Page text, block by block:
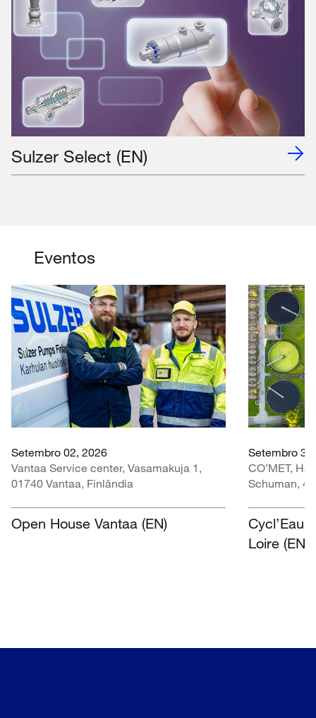
Sulzer Select (EN)
Eventos
Setembro 02, 2026
Vantaa Service center, Vasamakuja 1,
01740 Vantaa, Finlândia
Open House Vantaa (EN)
Setembro
CO’MET,
Schuman,
Cycl’Eau
Loire (EN)